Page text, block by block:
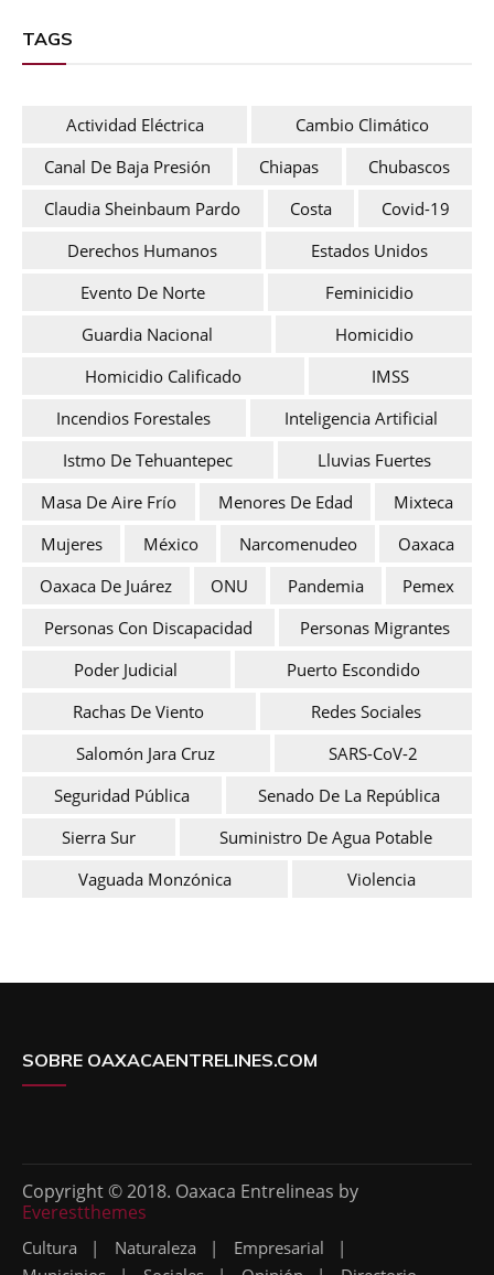
TAGS
Actividad Eléctrica
Cambio Climático
Canal De Baja Presión
Chiapas
Chubascos
Claudia Sheinbaum Pardo
Costa
Covid-19
Derechos Humanos
Estados Unidos
Evento De Norte
Feminicidio
Guardia Nacional
Homicidio
Homicidio Calificado
IMSS
Incendios Forestales
Inteligencia Artificial
Istmo De Tehuantepec
Lluvias Fuertes
Masa De Aire Frío
Menores De Edad
Mixteca
Mujeres
México Narcomenudeo
Oaxaca
Oaxaca De Juárez
ONU Pandemia
Pemex
Personas Con Discapacidad
Personas Migrantes
Poder Judicial
Puerto Escondido
Rachas De Viento
Redes Sociales
Salomón Jara Cruz
SARS-CoV-2
Seguridad Pública
Senado De La República
Sierra Sur
Suministro De Agua Potable
Vaguada Monzónica
Violencia
SOBRE OAXACAENTRELINES.COM
Copyright © 2018. Oaxaca Entrelineas by
Everestthemes
Cultura Naturaleza
Empresarial